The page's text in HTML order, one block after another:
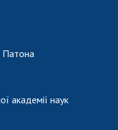
Патона
академії наук